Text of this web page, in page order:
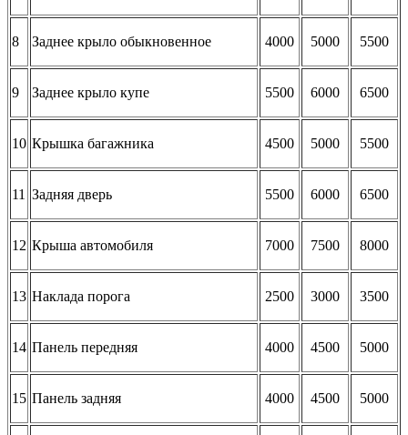
8 Заднее крыло обыкновенное 4000 5000 5500
9 Заднее крыло купе 5500 6000 6500
10 Крышка багажника 4500 5000 5500
11 Задняя дверь 5500 6000 6500
12 Крыша автомобиля 7000 7500 8000
13 Наклада порога 2500 3000 3500
14 Панель передняя 4000 4500 5000
15 Панель задняя 4000 4500 5000